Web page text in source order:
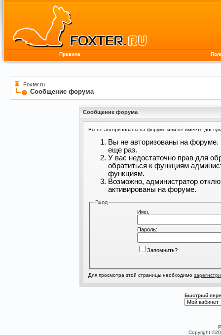
Правила
Foxter.ru
Сообщение форума
Сообщение форума
Вы не авторизованы на форуме или не имеете
Вы не авторизованы на форуме.
еще раз.
У вас недостаточно прав для
обратиться к функциям
функциям.
Возможно, администратор
активированы на форуме.
Вход
Имя:
Пароль:
Запомнить?
Для просмотра этой страницы необходимо
Быстрый
Copyright